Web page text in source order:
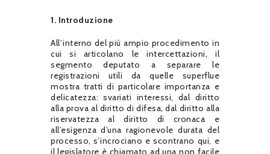
1. Introduzione
All’interno del più ampio procedimento in
cui si articolano le intercettazioni, il
segmento deputato a separare le
registrazioni utili da quelle superflue
mostra tratti di particolare importanza e
delicatezza: svariati interessi, dal diritto
alla prova al diritto di difesa, dal diritto alla
riservatezza al diritto di cronaca e
all’esigenza d’una ragionevole durata del
processo, s’incrociano e scontrano qui, e
il legislatore è chiamato ad una non facile